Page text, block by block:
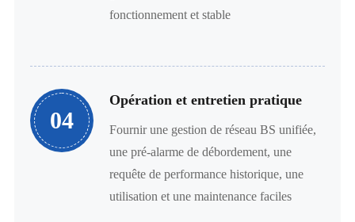
fonctionnement et stable
04
Opération et entretien pratique
Fournir une gestion de réseau BS unifiée,
une pré-alarme de débordement, une
requête de performance historique, une
utilisation et une maintenance faciles